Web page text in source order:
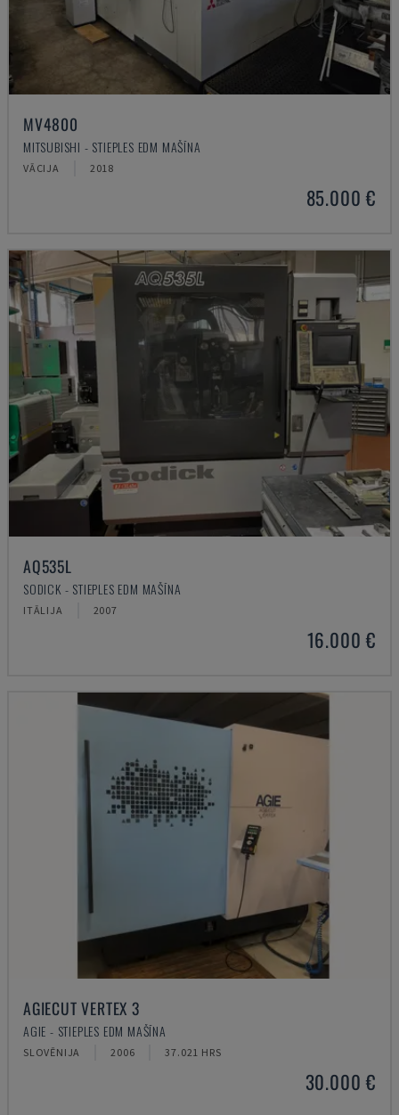
MV4800
MITSUBISHI - STIEPLES EDM MAŠĪNA
VĀCIJA 2018
85.000 €
AQ535L
SODICK - STIEPLES EDM MAŠĪNA
ITĀLIJA 2007
16.000 €
AGIECUT VERTEX 3
AGIE - STIEPLES EDM MAŠĪNA
SLOVĒNIJA 2006 37.021 HRS
30.000 €